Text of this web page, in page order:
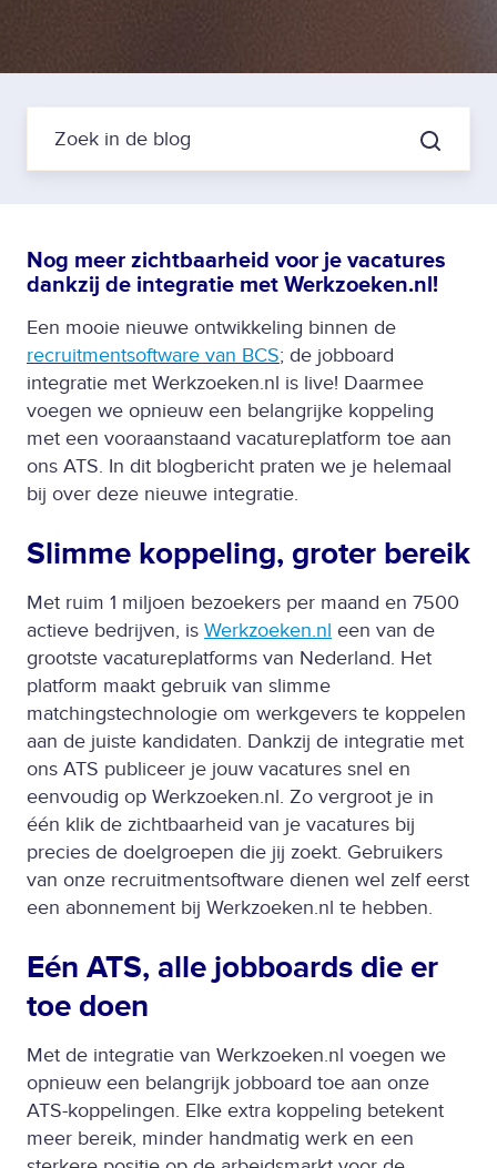
Nog meer zichtbaarheid voor je vacatures
dankzij de integratie met Werkzoeken.nl!
Een mooie nieuwe ontwikkeling binnen de
recruitmentsoftware van BCS; de jobboard
integratie met Werkzoeken.nl is live! Daarmee
voegen we opnieuw een belangrijke koppeling
met een vooraanstaand vacatureplatform toe aan
ons ATS. In dit blogbericht praten we je helemaal
bij over deze nieuwe integratie.
Slimme koppeling, groter bereik
Met ruim 1 miljoen bezoekers per maand en 7500
actieve bedrijven, is Werkzoeken.nl een van de
grootste vacatureplatforms van Nederland. Het
platform maakt gebruik van slimme
matchingstechnologie om werkgevers te koppelen
aan de juiste kandidaten. Dankzij de integratie met
ons ATS publiceer je jouw vacatures snel en
eenvoudig op Werkzoeken.nl. Zo vergroot je in
één klik de zichtbaarheid van je vacatures bij
precies de doelgroepen die jij zoekt. Gebruikers
van onze recruitmentsoftware dienen wel zelf eerst
een abonnement bij Werkzoeken.nl te hebben.
Eén ATS, alle jobboards die er
toe doen
Met de integratie van Werkzoeken.nl voegen we
opnieuw een belangrijk jobboard toe aan onze
ATS-koppelingen. Elke extra koppeling betekent
meer bereik, minder handmatig werk en een